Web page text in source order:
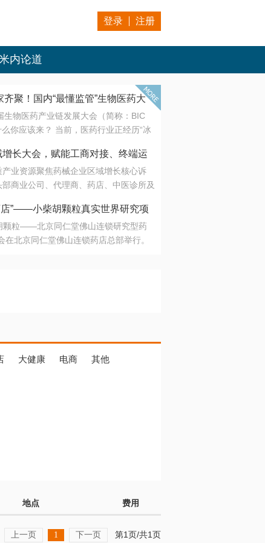
登录 注册
内论道
长大会，赋能工商对接、终端运营
聚！国内“最懂监管”生物医药大
物医药产业链发展大会（简称：BIC
你应该来？ 当前，医药行业正经历“冰
端是创新药“最后一公里”的支付与入院
。 同质化“内卷”已无出路，全产业链协
键。 本届大会以 “重构生态，定义未
杂药物制剂、CGT、多肽与小核酸的技
。 我们致力于打破壁垒，让“实验
支付端”深度对话，更让监管、产业、资
长大会，赋能工商对接、终端运
业资源聚焦药械企业区域增长核心诉
商业公司、代理商、药店、中医诊所及
略布局
店”——小柴胡颗粒真实世界研究项
启动
颗粒——北京同仁堂佛山连锁研究型药
在北京同仁堂佛山连锁药店总部举行。
大健康 电商
其他
地点 费用
上一页 1 下一页 第1页/共1页